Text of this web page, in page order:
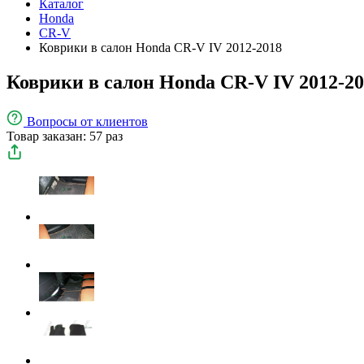
Каталог
Honda
CR-V
Коврики в салон Honda CR-V IV 2012-2018
Коврики в салон Honda CR-V IV 2012-
Вопросы от клиентов
Товар заказан: 57 раз